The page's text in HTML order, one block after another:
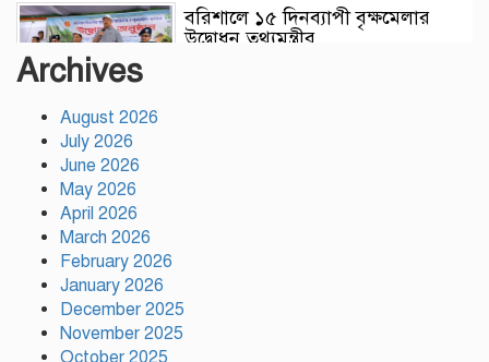
বরিশালে ১৫ দিনব্যাপী বৃক্ষমেলার
উদ্বোধন তথ্যমন্ত্রীর
Archives
August 2026
July 2026
June 2026
May 2026
April 2026
March 2026
February 2026
January 2026
December 2025
November 2025